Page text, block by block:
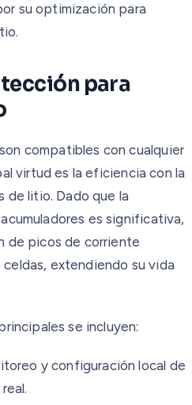
su optimización para
para
compatibles con cualquier
virtud es la eficiencia con la
de litio. Dado que la
es significativa,
de picos de corriente
extendiendo su vida
se incluyen:
y configuración local de